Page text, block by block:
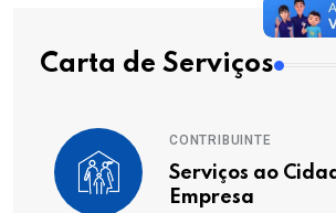
Carta de Serviços
CONTRIBUINTE
Serviços ao
Empresa